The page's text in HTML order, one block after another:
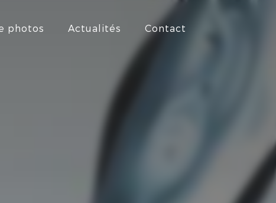
photos Actualités Contact